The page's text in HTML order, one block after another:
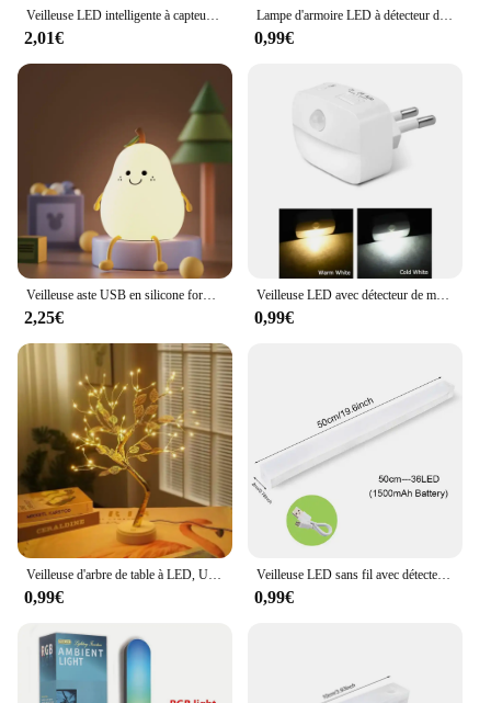
Veilleuse LED intelligente à capteur de corps humain, éclairage automatique d'urgence, chargement USB, aspiration magnétique sans fil
2,01€
Lampe d'armoire LED à détecteur de mouvement, veilleuse à induction aste, lampe de détecteur portable sans fil, rétroéclairage d'escalier de cuisine
0,99€
Veilleuse aste USB en silicone formage avec capteur tactile, lampe de chevet pour chambre à coucher, chat avec télécommande, cadeaux pour enfants et bébés
2,25€
Veilleuse LED avec détecteur de mouvement intelligent, prise UE, applique murale pour la maison, allée, WC, couloir, escalier, cuisine, chambre, 220V
0,99€
0,99€
Veilleuse LED sans fil avec détecteur de mouvement, rétro-éclairage pour Cisco, cuisine, chambre à coucher, armoire, escalier
0,99€